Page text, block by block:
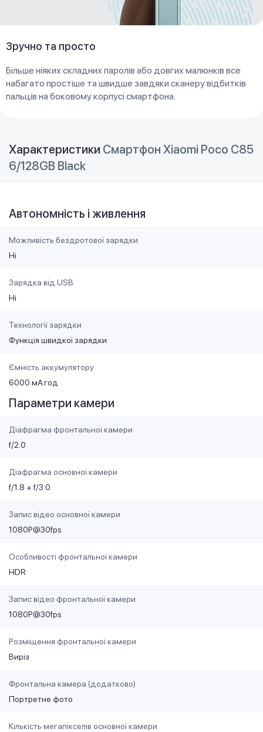
Зручно та просто
Більше ніяких складних паролів або довгих малюнків все
набагато простіше та швидше завдяки сканеру відбитків
пальців на боковому корпусі смартфона.
Характеристики Смартфон Xiaomi Poco C85
6/128GB Black
Автономність і живлення
Можливість бездротової зарядки
Ні
Зарядка від USB
Ні
Технології зарядки
Функція швидкої зарядки
Ємність аккумулятору
6000 мА·год
Параметри камери
Діафрагма фронтальної камери
f/2.0
Діафрагма основної камери
f/1.8 + f/3.0
Запис відео основної камери
1080P@30fps
Особливості фронтальної камери
HDR
Запис відео фронтальної камери
1080P@30fps
Розміщення фронтальної камери
Виріз
Фронтальна камера (додатково)
Портретне фото
Кількість мегапікселів основної камери